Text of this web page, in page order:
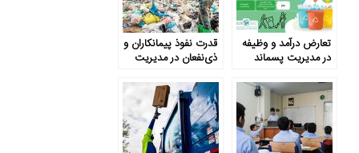
تعارض درآمد و وظیفه
در مدیریت پسماند
قدرت نفوذ پیمانکاران و
ذی‌نفعان در مدیریت